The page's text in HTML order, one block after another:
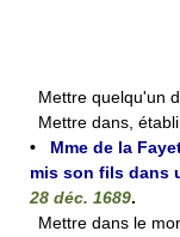
Mettre quelqu'un
Mettre dans,
• Mme de la
mis son fils dans
28 déc. 1689.
Mettre dans le